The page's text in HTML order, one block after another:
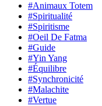
#Animaux Totem
#Spiritualité
#Spiritisme
#Oeil De Fatma
#Guide
#Yin Yang
#Équilibre
#Synchronicité
#Malachite
#Vertue